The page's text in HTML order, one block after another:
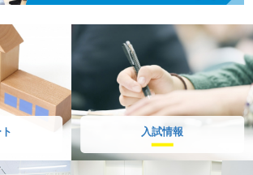
入試情報